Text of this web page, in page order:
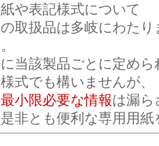
や表記様式について
取扱品は多岐にわた
当該製品ごとに定め
式でも構いませんが、
小限必要な情報は漏ら
非とも便利な専用用